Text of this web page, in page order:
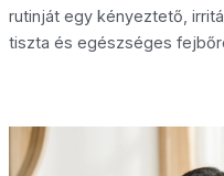
rutinját egy kényeztető,
tiszta és egészséges